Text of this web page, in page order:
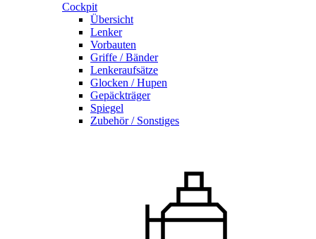
Cockpit
Übersicht
Lenker
Vorbauten
Griffe / Bänder
Lenkeraufsätze
Glocken / Hupen
Gepäckträger
Spiegel
Zubehör / Sonstiges